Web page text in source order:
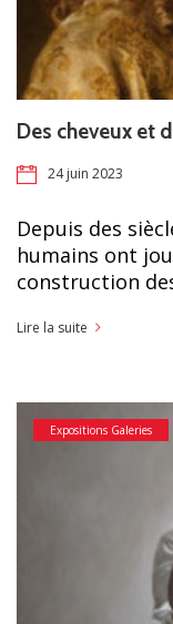
Des cheveux et
24 juin 2023
Depuis des
humains ont
construction
Lire la suite
Expositions Galeries